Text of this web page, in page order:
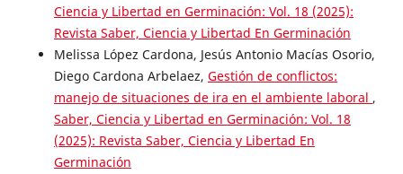
Ciencia y Libertad en Germinación: Vol. 18 (2025):
Revista Saber, Ciencia y Libertad En Germinación
Melissa López Cardona, Jesús Antonio Macías Osorio,
Diego Cardona Arbelaez, Gestión de conflictos:
manejo de situaciones de ira en el ambiente laboral ,
Saber, Ciencia y Libertad en Germinación: Vol. 18
(2025): Revista Saber, Ciencia y Libertad En
Germinación